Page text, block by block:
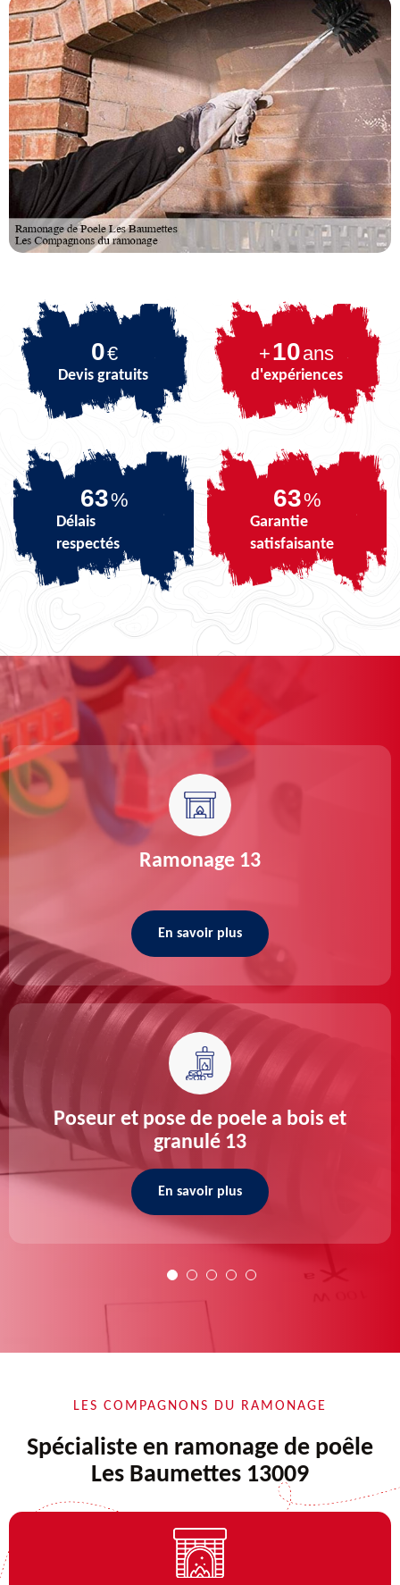
0€
Devis gratuits
+10ans
d'expériences
79%
Délais
respectés
79%
Garantie
satisfaisante
Ramonage 13
En savoir plus
Poseur et pose de poele a bois et
granulé 13
En savoir plus
LES COMPAGNONS DU RAMONAGE
Spécialiste en ramonage de poêle
Les Baumettes 13009